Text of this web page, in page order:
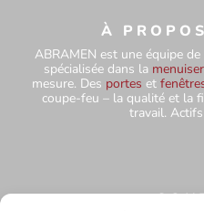
À
ABRAMEN est une équipe
spécialisée dans la
mesure. Des portes et
coupe-feu – la qualité et la
travail.